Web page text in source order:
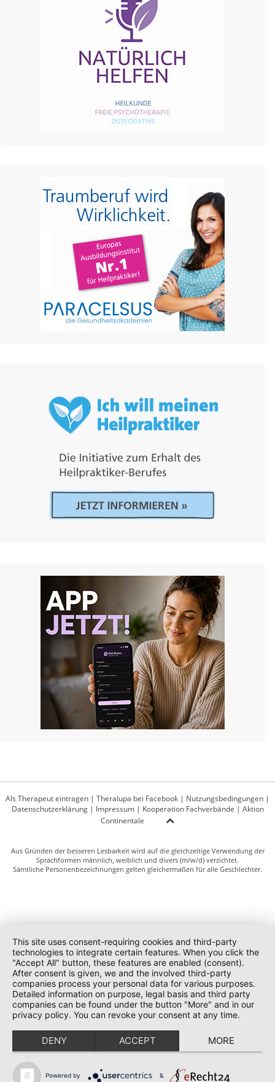
Als Therapeut eintragen | Theralupa bei Facebook | Nutzungsbedingungen |
Datenschutzerklärung| Impressum| Kooperation Fachverbände | Aktion
Continentale
Aus Gründen der besseren Lesbarkeit wird auf die gleichzeitige Verwendung der
Sprachformen männlich, weiblich und divers (m/w/d) verzichtet.
Sämtliche Personenbezeichnungen gelten gleichermaßen für alle Geschlechter.
This site uses consent-requiring cookies and third-party
technologies to integrate certain features. When you click the
"Accept All" button, these features are enabled (consent).
After consent is given, we and the involved third-party
companies process your personal data for various purposes.
Detailed information on purpose, legal basis and third party
companies can be found under the button "More" and in our
privacy policy. You can revoke your consent at any time.
DENY ACCEPT MORE
Powered by &